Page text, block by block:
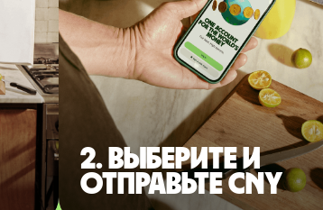
2. Выберите и
отправьте CNY